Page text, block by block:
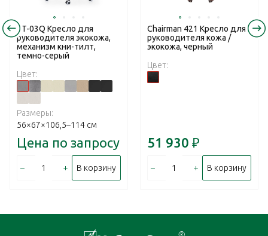
RT-03Q Кресло для
руководителя экокожа,
механизм кни-тилт,
темно-серый
Цвет:
Размеры:
56×67×106,5–114 см
Цена по запросу
– + В корзину
Chairman 421 Кресло для
руководителя кожа /
экокожа, черный
Цвет:
51 930 ₽
– + В корзину